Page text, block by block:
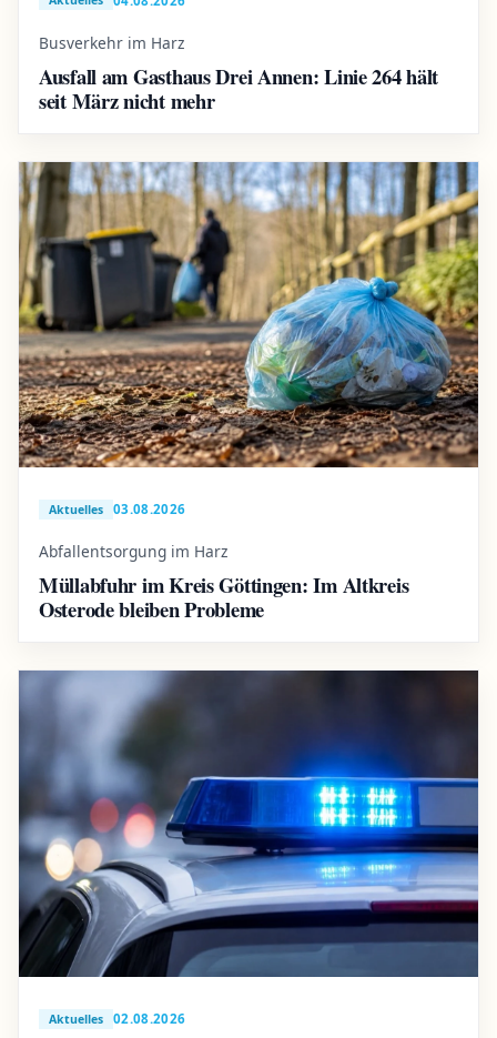
Busverkehr im Harz
Ausfall am Gasthaus Drei Annen: Linie 264 hält
seit März nicht mehr
Aktuelles 03.08.2026
Abfallentsorgung im Harz
Müllabfuhr im Kreis Göttingen: Im Altkreis
Osterode bleiben Probleme
Aktuelles 02.08.2026